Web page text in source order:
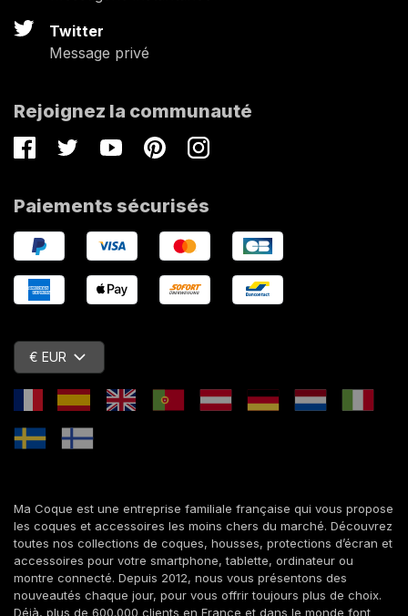
Twitter
Message privé
Rejoignez la communauté
FacebookTwitterYoutubePinterestInstagram
Paiements sécurisés
€ EUR
Ma Coque est une entreprise familiale française qui vous propose
les coques et accessoires les moins chers du marché. Découvrez
toutes nos collections de coques, housses, protections d’écran et
accessoires pour votre smartphone, tablette, ordinateur ou
montre connecté. Depuis 2012, nous vous présentons des
nouveautés chaque jour, pour vous offrir toujours plus de choix.
Déjà, plus de 600.000 clients en France et dans le monde font